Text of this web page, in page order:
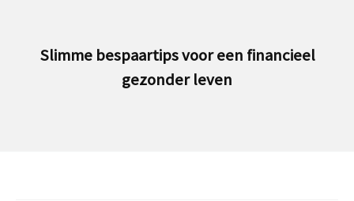
Besparen op je auto doe je zo